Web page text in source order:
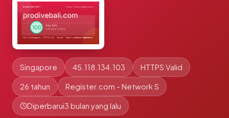
Singapore 45.118.134.103 HTTPS Valid
26 tahun Register.com - Network S
Diperbarui3 bulan yang lalu